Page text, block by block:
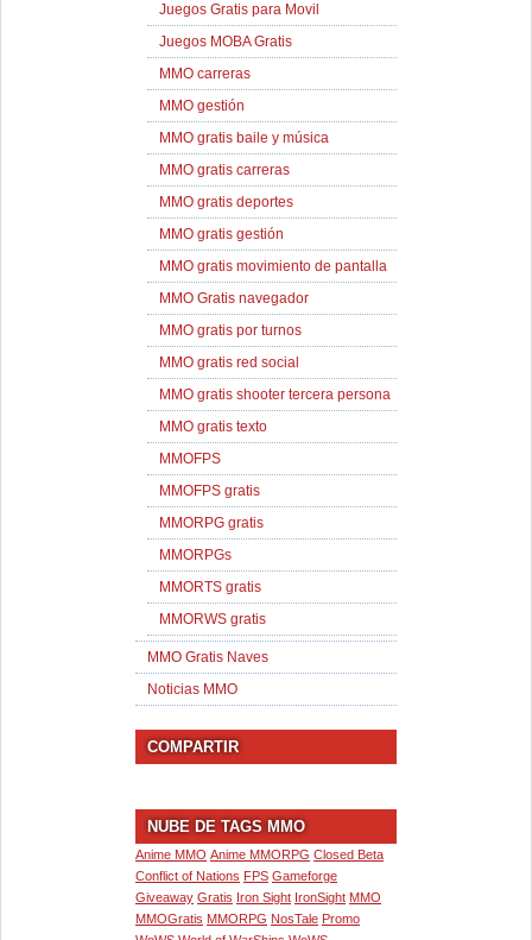
Juegos Gratis para Movil
Juegos MOBA Gratis
MMO carreras
MMO gestión
MMO gratis baile y música
MMO gratis carreras
MMO gratis deportes
MMO gratis gestión
MMO gratis movimiento de pantalla
MMO Gratis navegador
MMO gratis por turnos
MMO gratis red social
MMO gratis shooter tercera persona
MMO gratis texto
MMOFPS
MMOFPS gratis
MMORPG gratis
MMORPGs
MMORTS gratis
MMORWS gratis
MMO Gratis Naves
Noticias MMO
COMPARTIR
NUBE DE TAGS MMO
Anime MMO Anime MMORPG Closed Beta
Conflict of Nations FPS Gameforge
Giveaway Gratis Iron Sight IronSight MMO
MMOGratis MMORPG NosTale Promo